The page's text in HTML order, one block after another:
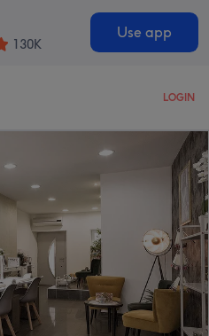
130K
Use app
LOGIN